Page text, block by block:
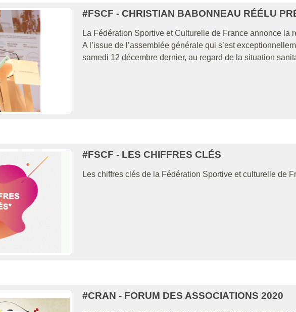
#FSCF - CHRISTIAN BABONNEAU RÉÉLU
La Fédération Sportive et Culturelle de France annonce la
A l’issue de l’assemblée générale qui s’est
samedi 12 décembre dernier, au regard de la situation
#FSCF - LES CHIFFRES CLÉS
Les chiffres clés de la Fédération Sportive et culturelle de
#CRAN - FORUM DES ASSOCIATIONS 2020